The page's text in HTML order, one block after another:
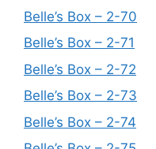
Belle’s Box – 2-70
Belle’s Box – 2-71
Belle’s Box – 2-72
Belle’s Box – 2-73
Belle’s Box – 2-74